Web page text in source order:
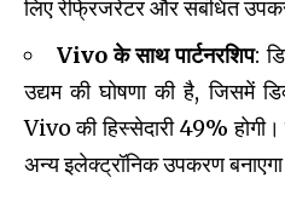
लिए रेफ्रिजरेटर और संबंधित
Vivo के साथ पार्टनरशिप:
उद्यम की घोषणा की है, जिसमें
Vivo की हिस्सेदारी 49%
अन्य इलेक्ट्रॉनिक उपकरण